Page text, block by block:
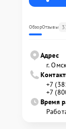
ОбзорОтзывы
Адрес
г.
+7
+7
Время